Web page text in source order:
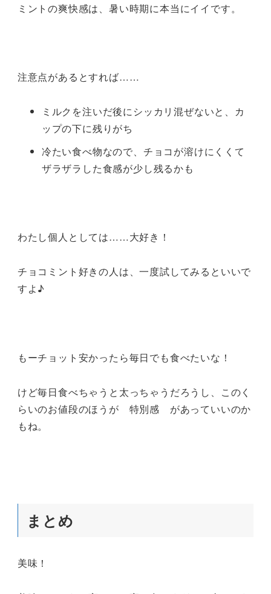
ミントの爽快感は、暑い時期に本当にイイです。
注意点があるとすれば……
ミルクを注いだ後にシッカリ混ぜないと、カ
ップの下に残りがち
冷たい食べ物なので、チョコが溶けにくくて
ザラザラした食感が少し残るかも
わたし個人としては……大好き！
チョコミント好きの人は、一度試してみるといいで
すよ♪
もーチョット安かったら毎日でも食べたいな！
けど毎日食べちゃうと太っちゃうだろうし、このく
らいのお値段のほうが 特別感 があっていいのか
もね。
まとめ
美味！